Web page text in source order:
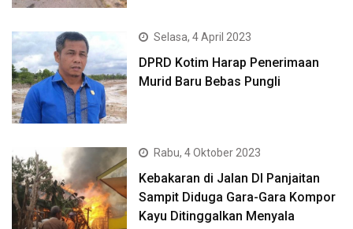
Selasa, 4 April 2023
DPRD Kotim Harap Penerimaan
Murid Baru Bebas Pungli
Rabu, 4 Oktober 2023
Kebakaran di Jalan DI Panjaitan
Sampit Diduga Gara-Gara Kompor
Kayu Ditinggalkan Menyala